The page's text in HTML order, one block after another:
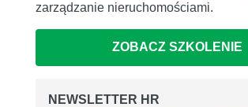
zarządzanie nieruchomościami.
ZOBACZ SZKOLENIE
NEWSLETTER HR